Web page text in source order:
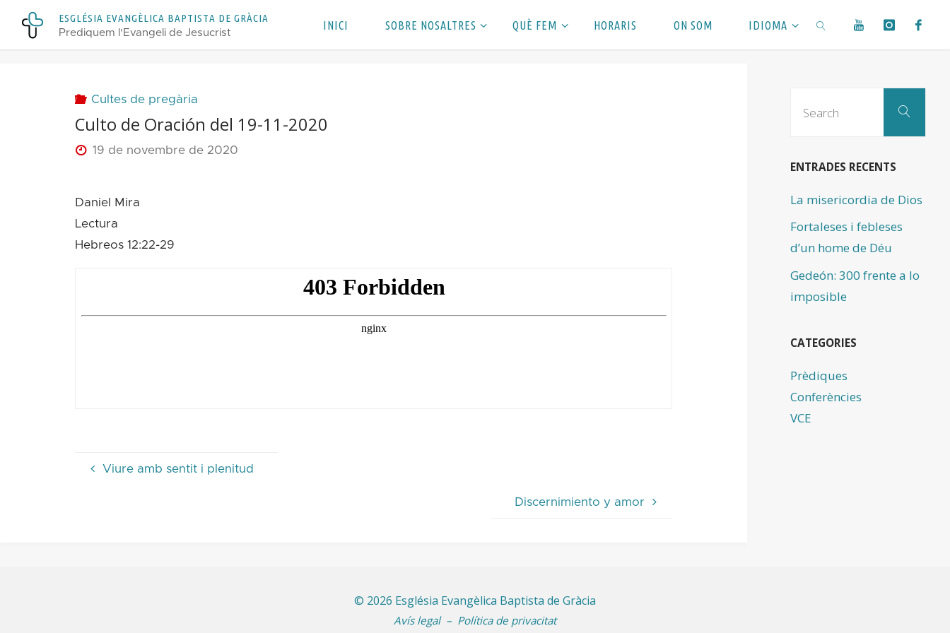
content
ESGLÉSIA EVANGÈLICA BAPTISTA DE GRÀCIA
Prediquem l'Evangeli de Jesucrist
INICI SOBRE NOSALTRES QUÈ FEM HORARIS ON SOM IDIOMA
Cultes de pregària
Culto de Oración del 19-11-2020
19 de novembre de 2020
Daniel Mira
Lectura
Hebreos 12:22-29
Viure amb sentit i plenitud
Discernimiento y amor
Search
ENTRADES RECENTS
La misericordia de Dios
Fortaleses i febleses
d’un home de Déu
Gedeón: 300 frente a lo
imposible
CATEGORIES
Prèdiques
Conferències
VCE
© 2026 Església Evangèlica Baptista de Gràcia
Avís legal– Política de privacitat